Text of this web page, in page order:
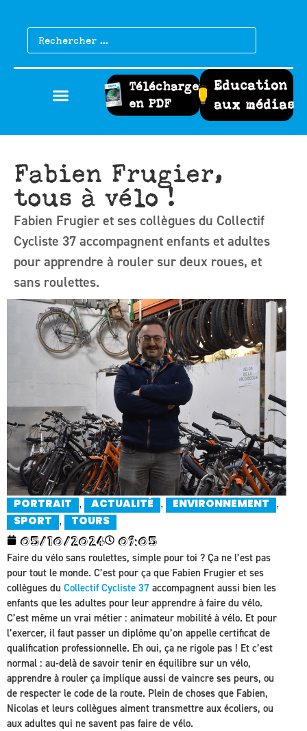
Télécharger
en PDF
Education
aux médias
Fabien Frugier,
tous à vélo !
Fabien Frugier et ses collègues du Collectif
Cycliste 37 accompagnent enfants et adultes
pour apprendre à rouler sur deux roues, et
sans roulettes.
PORTRAIT , ACTUALITÉ , ENVIRONNEMENT ,
SPORT , TOURS
05/10/2024 09:05
Faire du vélo sans roulettes, simple pour toi ? Ça ne l’est pas
pour tout le monde. C’est pour ça que Fabien Frugier et ses
collègues du Collectif Cycliste 37 accompagnent aussi bien les
enfants que les adultes pour leur apprendre à faire du vélo.
C’est même un vrai métier : animateur mobilité à vélo. Et pour
l’exercer, il faut passer un diplôme qu’on appelle certificat de
qualification professionnelle. Eh oui, ça ne rigole pas ! Et c’est
normal : au-delà de savoir tenir en équilibre sur un vélo,
apprendre à rouler ça implique aussi de vaincre ses peurs, ou
de respecter le code de la route. Plein de choses que Fabien,
Nicolas et leurs collègues aiment transmettre aux écoliers, ou
aux adultes qui ne savent pas faire de vélo.